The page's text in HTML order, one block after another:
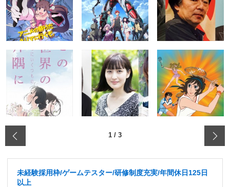
1 / 3
未経験採用枠/ゲームテスター/研修制度充実/年間休日125日
以上